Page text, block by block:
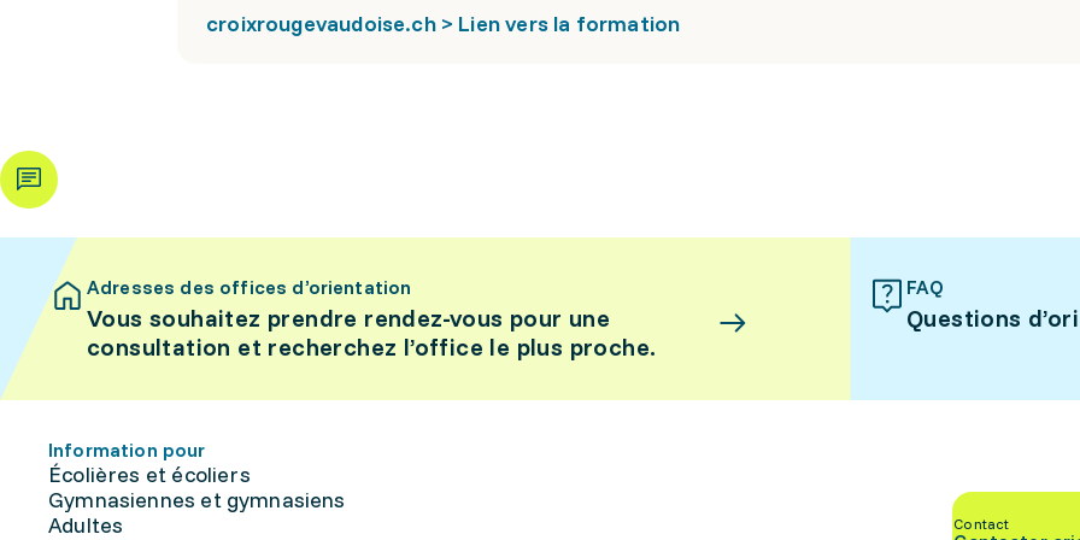
croixrougevaudoise.ch > Lien vers la formation
Adresses des offices d’orientation
Vous souhaitez prendre rendez-vous pour une
consultation et recherchez l’office le plus proche.
FAQ
Questions
Information pour
Écolières et écoliers
Gymnasiennes et gymnasiens
Adultes
Contact